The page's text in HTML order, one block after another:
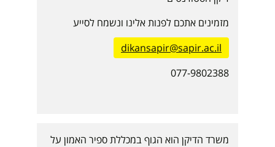
מזמינים אתכם לפנות אלינו ונשמח לסייע
dikansapir@sapir.ac.il
077-9802388
משרד הדיקן הוא הגוף במכללת ספיר האמון על